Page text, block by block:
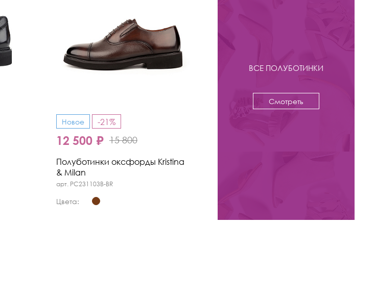
Новое -21%
12 500 ₽ 15 800
Полуботинки оксфорды Kristina
& Milan
арт. PC231103B-BR
Цвета:
ВСЕ ПОЛУБОТИНКИ
Смотреть